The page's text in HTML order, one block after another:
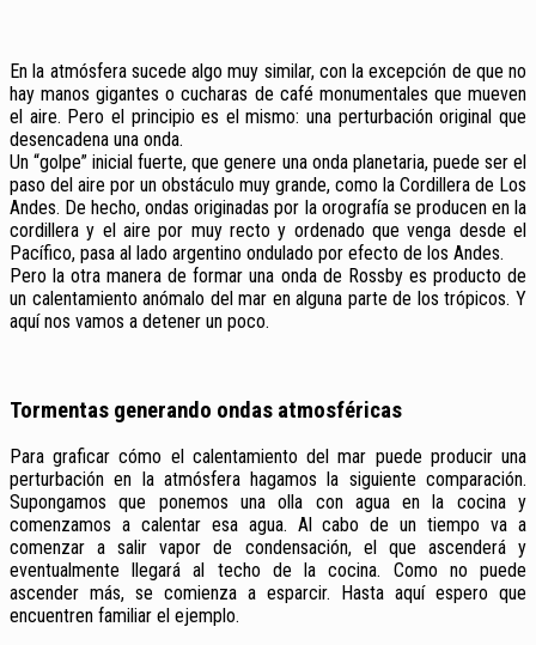
En la atmósfera sucede algo muy similar, con la excepción de que no
hay manos gigantes o cucharas de café monumentales que mueven
el aire. Pero el principio es el mismo: una perturbación original que
desencadena una onda.
Un “golpe” inicial fuerte, que genere una onda planetaria, puede ser el
paso del aire por un obstáculo muy grande, como la Cordillera de Los
Andes. De hecho, ondas originadas por la orografía se producen en la
cordillera y el aire por muy recto y ordenado que venga desde el
Pacífico, pasa al lado argentino ondulado por efecto de los Andes.
Pero la otra manera de formar una onda de Rossby es producto de
un calentamiento anómalo del mar en alguna parte de los trópicos. Y
aquí nos vamos a detener un poco.
Tormentas generando ondas atmosféricas
Para graficar cómo el calentamiento del mar puede producir una
perturbación en la atmósfera hagamos la siguiente comparación.
Supongamos que ponemos una olla con agua en la cocina y
comenzamos a calentar esa agua. Al cabo de un tiempo va a
comenzar a salir vapor de condensación, el que ascenderá y
eventualmente llegará al techo de la cocina. Como no puede
ascender más, se comienza a esparcir. Hasta aquí espero que
encuentren familiar el ejemplo.